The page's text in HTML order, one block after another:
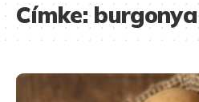
Címke:burgonya